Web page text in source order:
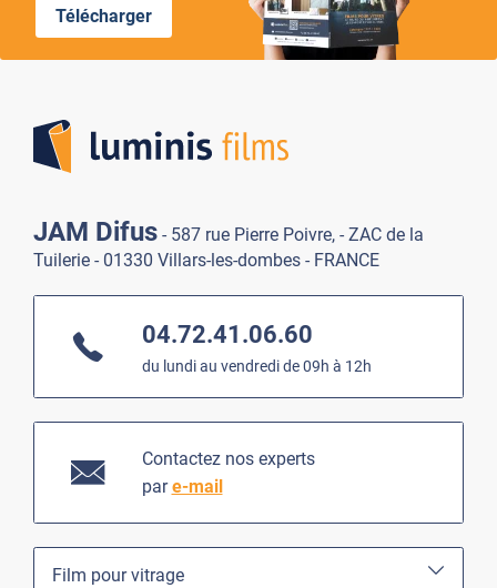
Télécharger
JAM Difus - 587 rue Pierre Poivre, - ZAC de la
Tuilerie - 01330 Villars-les-dombes - FRANCE
04.72.41.06.60
du lundi au vendredi de 09h à 12h
Contactez nos experts
pare-mail
Film pour vitrage